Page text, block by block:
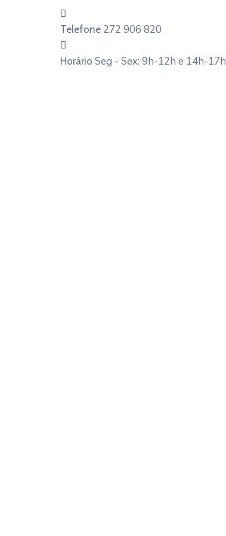
Telefone 272 906 820
Horário Seg - Sex: 9h-12h e 14h-17h